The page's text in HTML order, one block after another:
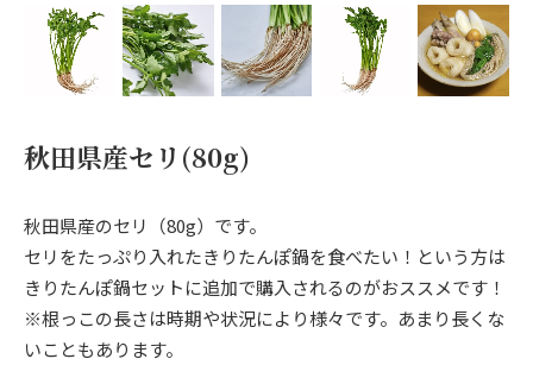
秋田県産セリ(80g)
秋田県産のセリ（80g）です。
セリをたっぷり入れたきりたんぽ鍋を食べたい！という方は
きりたんぽ鍋セットに追加で購入されるのがおススメです！
※根っこの長さは時期や状況により様々です。あまり長くな
いこともあります。